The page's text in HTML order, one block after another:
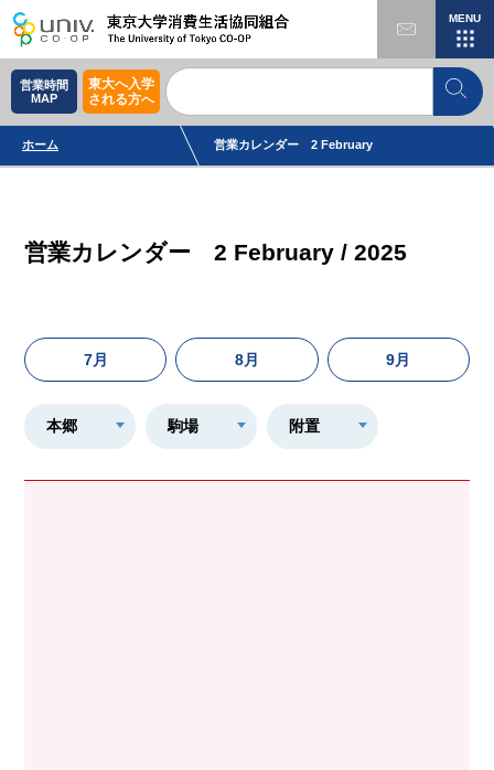
MENU
営業時間
MAP
東大へ入学
される方へ
ホーム 営業カレンダー 2 February
営業カレンダー 2 February / 2025
7月 8月 9月
本郷 駒場 附置